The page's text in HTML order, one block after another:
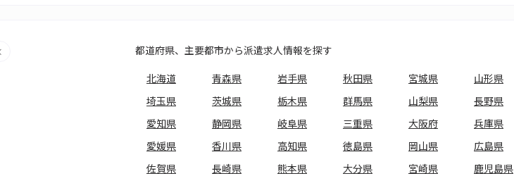
都道府県、主要都市から派遣求人情報を探す
北海道
青森県 岩手県 秋田県 宮城県 山形県
埼玉県
茨城県 栃木県 群馬県 山梨県 長野県
愛知県
静岡県 岐阜県 三重県 大阪府 兵庫県
愛媛県
香川県 高知県 徳島県 岡山県 広島県
佐賀県
長崎県 熊本県 大分県 宮崎県 鹿児島県